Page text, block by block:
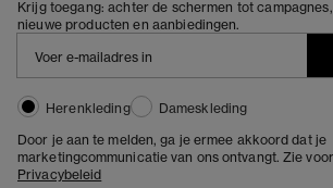
Krijg toegang: achter de schermen tot
nieuwe producten en aanbiedingen.
Herenkleding
Dameskleding
Door je aan te melden, ga je ermee akkoord dat je
marketingcommunicatie van ons ontvangt. Zie
Privacybeleid